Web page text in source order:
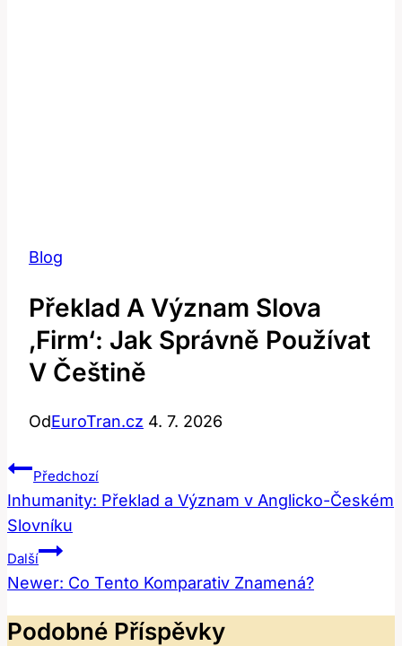
Blog
Překlad A Význam Slova
‚firm‘: Jak Správně Používat
V Češtině
OdEuroTran.cz 4. 7. 2026
Navigace
Pro
Příspěvek
Předchozí
Inhumanity: Překlad a Význam v Anglicko-Českém
Slovníku
Další
Newer: Co Tento Komparativ Znamená?
Podobné Příspěvky